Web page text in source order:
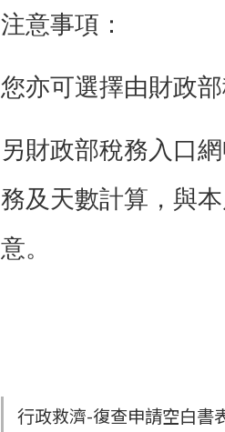
注意事項：
您亦可選擇由財政
另財政部稅務入口
務及天數計算，與
意。
行政救濟-復查申請空白書